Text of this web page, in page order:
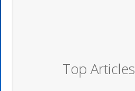
Top Articles